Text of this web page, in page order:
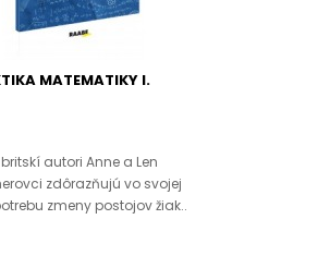
MATEMATIKY I.
autori Anne a Len
zdôrazňujú vo svojej
zmeny postojov žiak..